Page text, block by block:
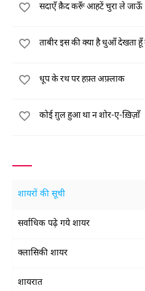
सदाएँ क़ैद करूँ आहटें चुरा ले जाऊँ
ताबीर इस की क्या है धुआँ देखता हूँ
धूप के रथ पर हफ़्त अफ़्लाक
कोई ग़ुल हुआ था न शोर-ए-ख़िज़ाँ
शायरों की सूची
सर्वाधिक पढ़े गये शायर
क्लासिकी शायर
शायरात